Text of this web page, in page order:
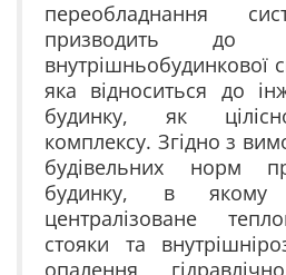
переобладнання
призводить до
внутрішньобудинкової
яка відноситься до
будинку, як
комплексу. Згідно з
будівельних норм
будинку, в якому
централізоване
стояки та